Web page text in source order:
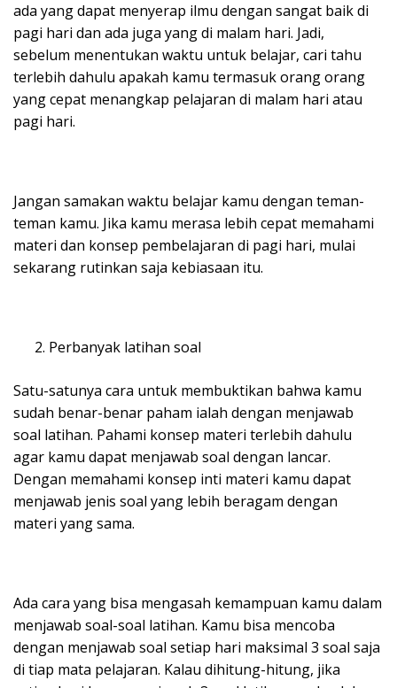
ada yang dapat menyerap ilmu dengan sangat baik di
pagi hari dan ada juga yang di malam hari. Jadi,
sebelum menentukan waktu untuk belajar, cari tahu
terlebih dahulu apakah kamu termasuk orang orang
yang cepat menangkap pelajaran di malam hari atau
pagi hari.
Jangan samakan waktu belajar kamu dengan teman-
teman kamu. Jika kamu merasa lebih cepat memahami
materi dan konsep pembelajaran di pagi hari, mulai
sekarang rutinkan saja kebiasaan itu.
Perbanyak latihan soal
Satu-satunya cara untuk membuktikan bahwa kamu
sudah benar-benar paham ialah dengan menjawab
soal latihan. Pahami konsep materi terlebih dahulu
agar kamu dapat menjawab soal dengan lancar.
Dengan memahami konsep inti materi kamu dapat
menjawab jenis soal yang lebih beragam dengan
materi yang sama.
Ada cara yang bisa mengasah kemampuan kamu dalam
menjawab soal-soal latihan. Kamu bisa mencoba
dengan menjawab soal setiap hari maksimal 3 soal saja
di tiap mata pelajaran. Kalau dihitung-hitung, jika